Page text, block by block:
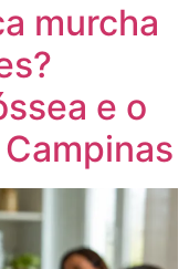
murcha
e o